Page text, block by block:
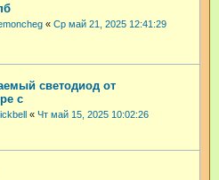
« Ср май 21, 2025 12:41:29
светодиод от
c
« Чт май 15, 2025 10:02:26